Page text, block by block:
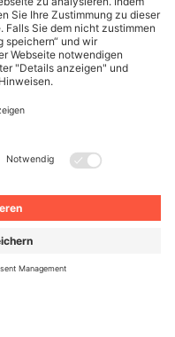
AGB